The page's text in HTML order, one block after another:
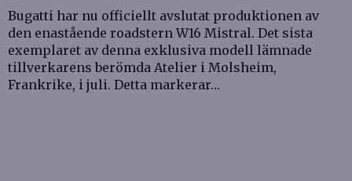
Bugatti har nu officiellt avslutat produktionen av
den enastående roadstern W16 Mistral. Det sista
exemplaret av denna exklusiva modell lämnade
tillverkarens berömda Atelier i Molsheim,
Frankrike, i juli. Detta markerar…